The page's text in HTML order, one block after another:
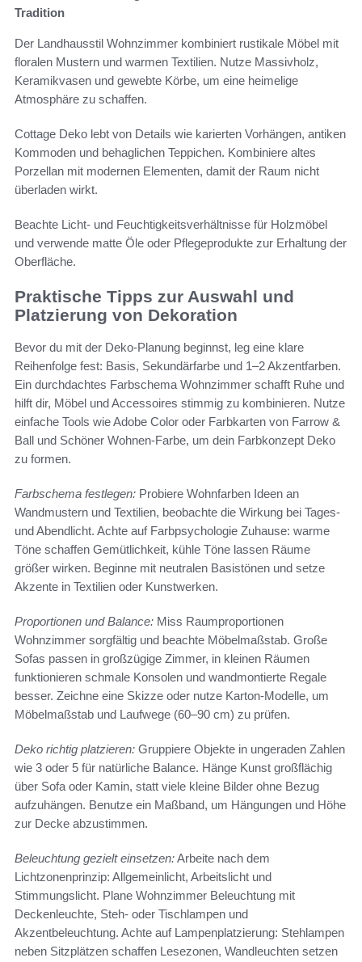
Tradition
Der Landhausstil Wohnzimmer kombiniert rustikale Möbel mit
floralen Mustern und warmen Textilien. Nutze Massivholz,
Keramikvasen und gewebte Körbe, um eine heimelige
Atmosphäre zu schaffen.
Cottage Deko lebt von Details wie karierten Vorhängen, antiken
Kommoden und behaglichen Teppichen. Kombiniere altes
Porzellan mit modernen Elementen, damit der Raum nicht
überladen wirkt.
Beachte Licht- und Feuchtigkeitsverhältnisse für Holzmöbel
und verwende matte Öle oder Pflegeprodukte zur Erhaltung der
Oberfläche.
Praktische Tipps zur Auswahl und
Platzierung von Dekoration
Bevor du mit der Deko-Planung beginnst, leg eine klare
Reihenfolge fest: Basis, Sekundärfarbe und 1–2 Akzentfarben.
Ein durchdachtes Farbschema Wohnzimmer schafft Ruhe und
hilft dir, Möbel und Accessoires stimmig zu kombinieren. Nutze
einfache Tools wie Adobe Color oder Farbkarten von Farrow &
Ball und Schöner Wohnen-Farbe, um dein Farbkonzept Deko
zu formen.
Farbschema festlegen: Probiere Wohnfarben Ideen an
Wandmustern und Textilien, beobachte die Wirkung bei Tages-
und Abendlicht. Achte auf Farbpsychologie Zuhause: warme
Töne schaffen Gemütlichkeit, kühle Töne lassen Räume
größer wirken. Beginne mit neutralen Basistönen und setze
Akzente in Textilien oder Kunstwerken.
Proportionen und Balance: Miss Raumproportionen
Wohnzimmer sorgfältig und beachte Möbelmaßstab. Große
Sofas passen in großzügige Zimmer, in kleinen Räumen
funktionieren schmale Konsolen und wandmontierte Regale
besser. Zeichne eine Skizze oder nutze Karton-Modelle, um
Möbelmaßstab und Laufwege (60–90 cm) zu prüfen.
Deko richtig platzieren: Gruppiere Objekte in ungeraden Zahlen
wie 3 oder 5 für natürliche Balance. Hänge Kunst großflächig
über Sofa oder Kamin, statt viele kleine Bilder ohne Bezug
aufzuhängen. Benutze ein Maßband, um Hängungen und Höhe
zur Decke abzustimmen.
Beleuchtung gezielt einsetzen:Arbeite nach dem
Lichtzonenprinzip: Allgemeinlicht, Arbeitslicht und
Stimmungslicht. Plane Wohnzimmer Beleuchtung mit
Deckenleuchte, Steh- oder Tischlampen und
Akzentbeleuchtung. Achte auf Lampenplatzierung: Stehlampen
neben Sitzplätzen schaffen Lesezonen, Wandleuchten setzen